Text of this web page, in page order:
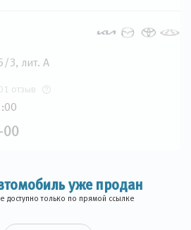
3, лит. А
отзыв
00
уже продан
доступно только по прямой ссылке